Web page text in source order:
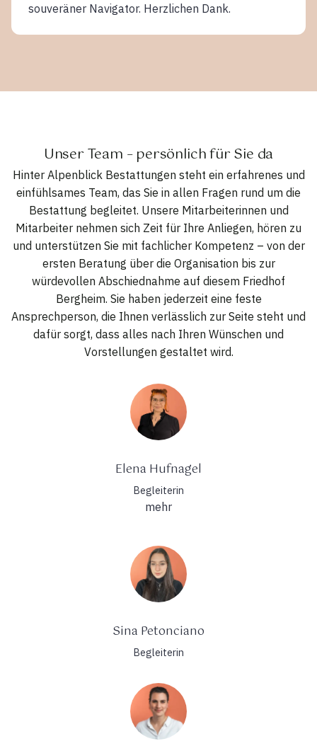
souveräner Navigator. Herzlichen Dank.
Unser Team – persönlich für Sie da
Hinter Alpenblick Bestattungen steht ein erfahrenes und
einfühlsames Team, das Sie in allen Fragen rund um die
Bestattung begleitet. Unsere Mitarbeiterinnen und
Mitarbeiter nehmen sich Zeit für Ihre Anliegen, hören zu
und unterstützen Sie mit fachlicher Kompetenz – von der
ersten Beratung über die Organisation bis zur
würdevollen Abschiednahme auf diesem Friedhof
Bergheim. Sie haben jederzeit eine feste
Ansprechperson, die Ihnen verlässlich zur Seite steht und
dafür sorgt, dass alles nach Ihren Wünschen und
Vorstellungen gestaltet wird.
Elena Hufnagel
Begleiterin
mehr
Sina Petonciano
Begleiterin